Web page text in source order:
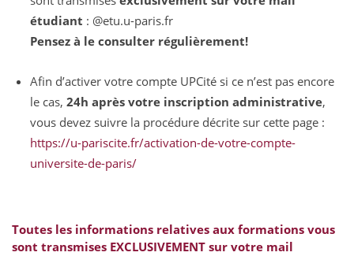
étudiant : @etu.u-paris.fr
Pensez à le consulter régulièrement!
Afin d’activer votre compte UPCité si ce n’est pas encore
le cas,24h après votre inscription administrative,
vous devez suivre la procédure décrite sur cette page :
https://u-pariscite.fr/activation-de-votre-compte-
universite-de-paris/
Toutes les informations relatives aux formations vous
sont transmises EXCLUSIVEMENT sur votre mail